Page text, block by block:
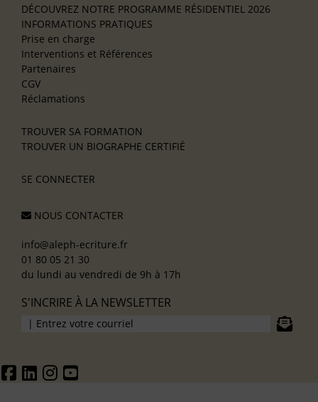
DÉCOUVREZ NOTRE PROGRAMME RÉSIDENTIEL 2026
INFORMATIONS PRATIQUES
Prise en charge
Interventions et Références
Partenaires
CGV
Réclamations
TROUVER SA FORMATION
TROUVER UN BIOGRAPHE CERTIFIÉ
SE CONNECTER
NOUS CONTACTER
info@aleph-ecriture.fr
01 80 05 21 30
du lundi au vendredi de 9h à 17h
S'INCRIRE À LA NEWSLETTER